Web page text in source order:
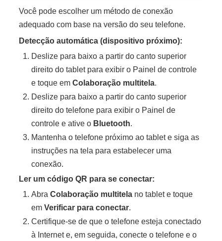
Você pode escolher um método de conexão
adequado com base na versão do seu telefone.
Detecção automática (dispositivo próximo):
Deslize para baixo a partir do canto superior
direito do tablet para exibir o Painel de controle
e toque emColaboração multitela.
Deslize para baixo a partir do canto superior
direito do telefone para exibir o Painel de
controle e ative o Bluetooth.
Mantenha o telefone próximo ao tablet e siga as
instruções na tela para estabelecer uma
conexão.
Ler um código QR para se conectar:
AbraColaboração multitela no tablet e toque
emVerificar para conectar.
Certifique-se de que o telefone esteja conectado
à Internet e, em seguida, conecte o telefone e o